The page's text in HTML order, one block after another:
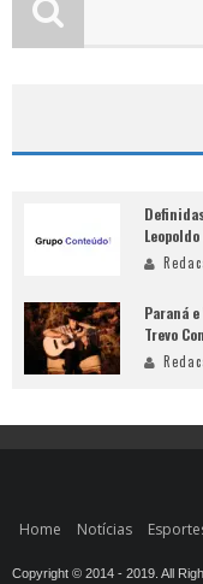
Paraná
Trevo
Home Notícias
Copyright © 2014 - 2019. All